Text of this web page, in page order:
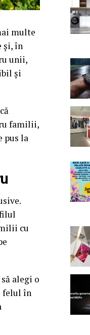
multe
și, în
unii,
și
familii,
pus la
cu
alegi o
felul în